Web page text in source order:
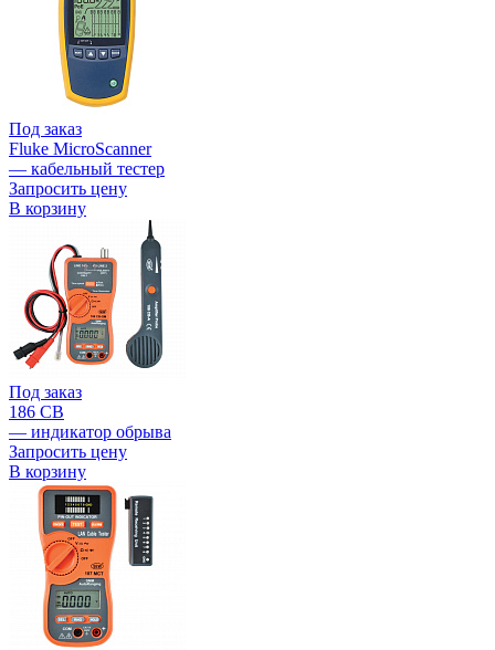
Под заказ
Fluke MicroScanner
— кабельный тестер
Запросить цену
В корзину
Под заказ
186 CB
— индикатор обрыва
Запросить цену
В корзину